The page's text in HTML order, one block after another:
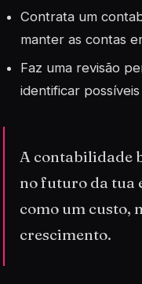
Contrata um
manter as contas
Faz uma revisão
identificar
A contabilidade
no futuro da tua
como um custo,
crescimento.